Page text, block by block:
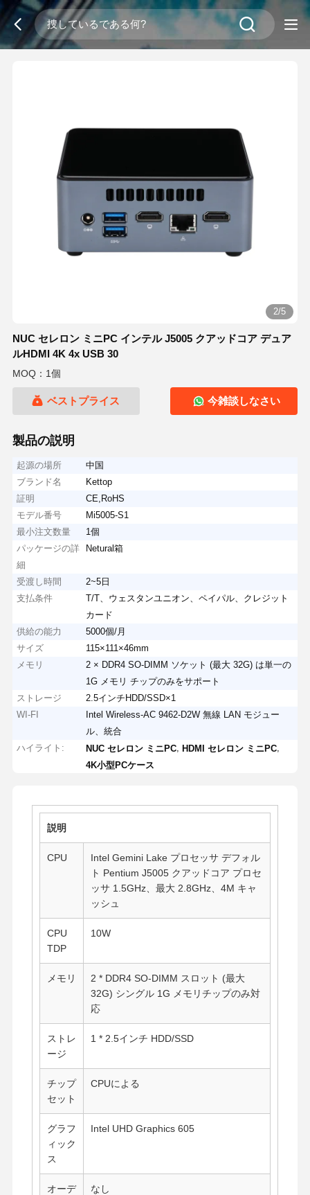
2/5
NUC セレロン ミニPC インテル J5005 クアッドコア デュア
ルHDMI 4K 4x USB 30
MOQ：1個
ベストプライス 今雑談しなさい
製品の説明
起源の場所
中国
ブランド名
Kettop
証明
CE,RoHS
モデル番号
Mi5005-S1
最小注文数量
1個
パッケージの詳
細
Netural箱
受渡し時間
2~5日
支払条件
T/T、ウェスタンユニオン、ペイパル、クレジット
カード
供給の能力
5000個/月
サイズ
115×111×46mm
メモリ
2 × DDR4 SO-DIMM ソケット (最大 32G) は単一の
1G メモリ チップのみをサポート
ストレージ
2.5インチHDD/SSD×1
WI-FI
Intel Wireless-AC 9462-D2W 無線 LAN モジュー
ル、統合
ハイライト:
NUC セレロン ミニPC ,HDMI セレロン ミニPC
4K小型PCケース
説明
CPU
Intel Gemini Lake プロセッサ デフォル
ト Pentium J5005 クアッドコア プロセ
ッサ 1.5GHz、最大 2.8GHz、4M キャ
ッシュ
CPU
TDP
10W
メモリ
2 * DDR4 SO-DIMM スロット (最大
32G) シングル 1G メモリチップのみ対
応
ストレ
ージ
1 * 2.5インチ HDD/SSD
チップ
セット
CPUによる
グラフ
ィック
ス
Intel UHD Graphics 605
オーデ
なし